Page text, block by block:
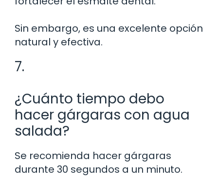
Sin embargo, es una excelente opción
natural y efectiva.
7.
¿Cuánto tiempo debo
hacer gárgaras con agua
salada?
Se recomienda hacer gárgaras
durante 30 segundos a un minuto.